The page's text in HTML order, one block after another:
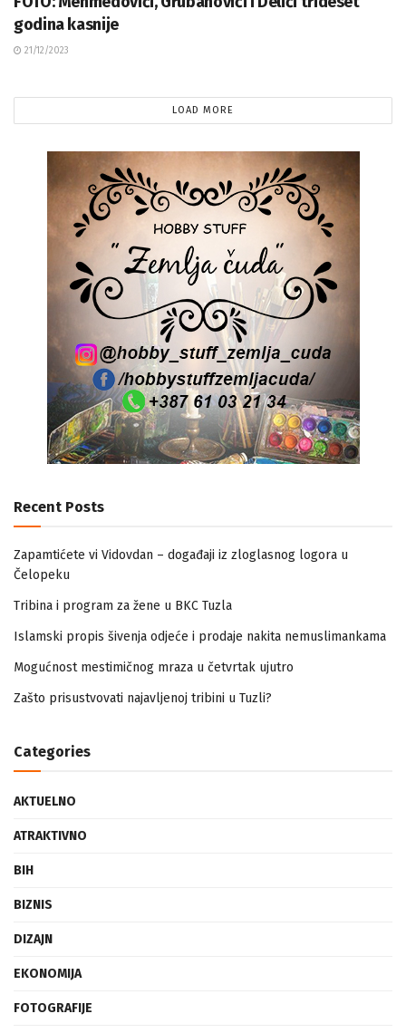
godina kasnije
21/12/2023
LOAD MORE
Recent Posts
Zapamtićete vi Vidovdan – događaji iz zloglasnog logora u
Čelopeku
Tribina i program za žene u BKC Tuzla
Islamski propis šivenja odjeće i prodaje nakita nemuslimankama
Mogućnost mestimičnog mraza u četvrtak ujutro
Zašto prisustvovati najavljenoj tribini u Tuzli?
Categories
AKTUELNO
ATRAKTIVNO
BIH
BIZNIS
DIZAJN
EKONOMIJA
FOTOGRAFIJE